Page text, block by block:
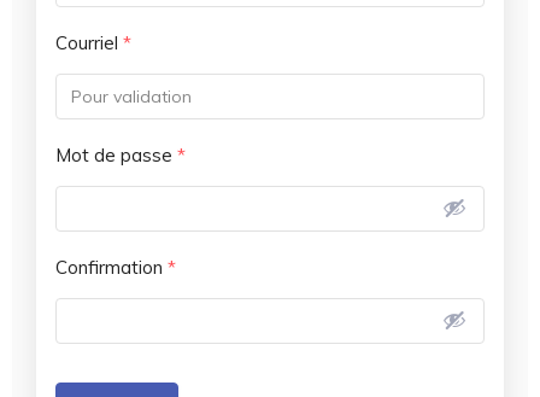
Courriel *
Mot de passe *
Confirmation *